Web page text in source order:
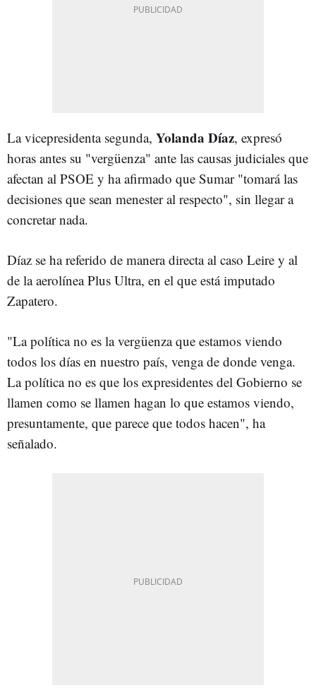
La vicepresidenta segunda, Yolanda Díaz, expresó
horas antes su "vergüenza" ante las causas judiciales que
afectan al PSOE y ha afirmado que Sumar "tomará las
decisiones que sean menester al respecto", sin llegar a
concretar nada.
Díaz se ha referido de manera directa al caso Leire y al
de la aerolínea Plus Ultra, en el que está imputado
Zapatero.
"La política no es la vergüenza que estamos viendo
todos los días en nuestro país, venga de donde venga.
La política no es que los expresidentes del Gobierno se
llamen como se llamen hagan lo que estamos viendo,
presuntamente, que parece que todos hacen", ha
señalado.